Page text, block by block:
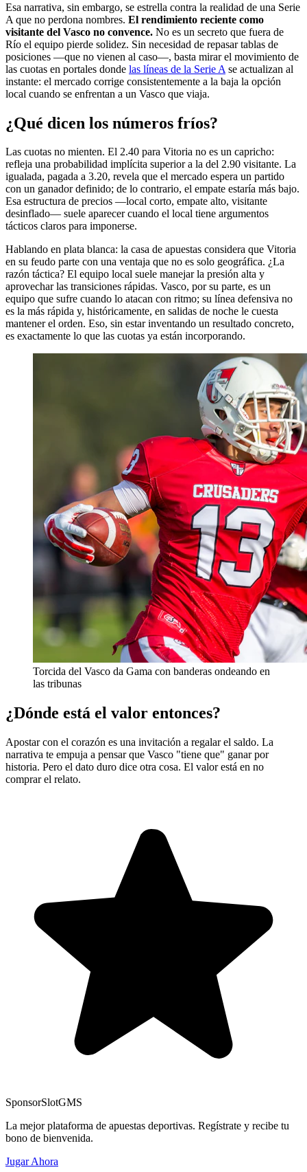
Esa narrativa, sin embargo, se estrella contra la realidad de una Serie
A que no perdona nombres. El rendimiento reciente como
visitante del Vasco no convence. No es un secreto que fuera de
Río el equipo pierde solidez. Sin necesidad de repasar tablas de
posiciones —que no vienen al caso—, basta mirar el movimiento de
las cuotas en portales donde las líneas de la Serie A se actualizan al
instante: el mercado corrige consistentemente a la baja la opción
local cuando se enfrentan a un Vasco que viaja.
¿Qué dicen los números fríos?
Las cuotas no mienten. El 2.40 para Vitoria no es un capricho:
refleja una probabilidad implícita superior a la del 2.90 visitante. La
igualada, pagada a 3.20, revela que el mercado espera un partido
con un ganador definido; de lo contrario, el empate estaría más bajo.
Esa estructura de precios —local corto, empate alto, visitante
desinflado— suele aparecer cuando el local tiene argumentos
tácticos claros para imponerse.
Hablando en plata blanca: la casa de apuestas considera que Vitoria
en su feudo parte con una ventaja que no es solo geográfica. ¿La
razón táctica? El equipo local suele manejar la presión alta y
aprovechar las transiciones rápidas. Vasco, por su parte, es un
equipo que sufre cuando lo atacan con ritmo; su línea defensiva no
es la más rápida y, históricamente, en salidas de noche le cuesta
mantener el orden. Eso, sin estar inventando un resultado concreto,
es exactamente lo que las cuotas ya están incorporando.
Torcida del Vasco da Gama con banderas ondeando en
las tribunas
¿Dónde está el valor entonces?
Apostar con el corazón es una invitación a regalar el saldo. La
narrativa te empuja a pensar que Vasco "tiene que" ganar por
historia. Pero el dato duro dice otra cosa. El valor está en no
comprar el relato.
SponsorSlotGMS
La mejor plataforma de apuestas deportivas. Regístrate y recibe tu
bono de bienvenida.
Jugar Ahora